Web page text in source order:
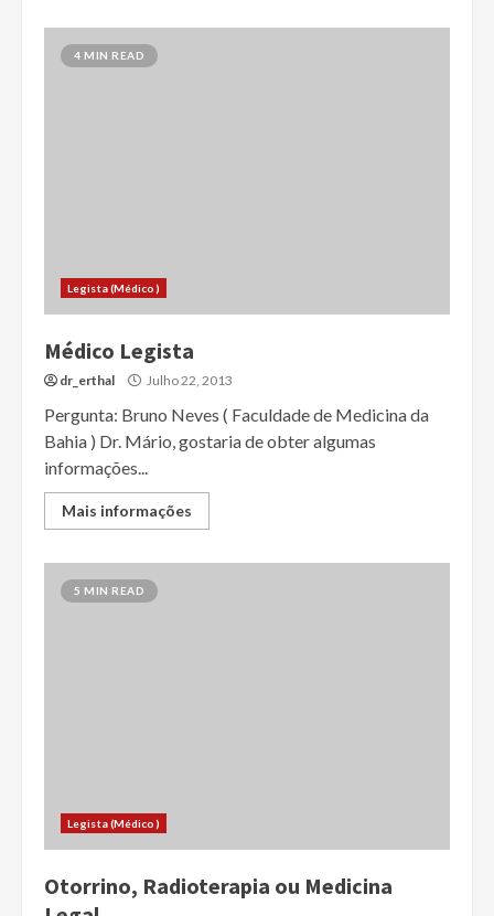
4 MIN READ
Legista (Médico)
Médico Legista
dr_erthal Julho 22, 2013
Pergunta: Bruno Neves ( Faculdade de Medicina da
Bahia ) Dr. Mário, gostaria de obter algumas
informações...
Mais informações
5 MIN READ
Legista (Médico)
Otorrino, Radioterapia ou Medicina